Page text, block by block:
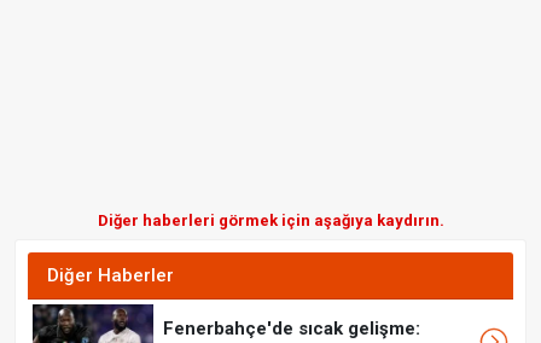
Diğer haberleri görmek için aşağıya kaydırın.
Diğer Haberler
Fenerbahçe'de sıcak gelişme: